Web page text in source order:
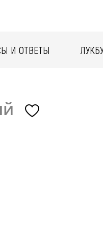
И ОТВЕТЫ